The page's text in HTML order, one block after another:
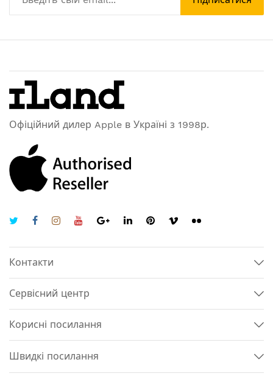
Офіційний дилер Apple в Україні з 1998р.
Контакти
Сервісний центр
Корисні посилання
Швидкі посилання